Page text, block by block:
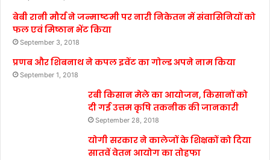
बेबी रानी मौर्य ने जन्माष्टमी पर नारी निकेतन में संवासिनियों को
फल एवं मिष्ठान भेंट किया
September 3, 2018
प्रणब और शिबनाथ ने कपल इवेंट का गोल्ड अपने नाम किया
September 1, 2018
रबी किसान मेले का आयोजन, किसानों को
दी गई उत्तम कृषि तकनीक की जानकारी
September 28, 2018
योगी सरकार ने कालेजों के शिक्षकों को दिया
सातवें वेतन आयोग का तोहफा